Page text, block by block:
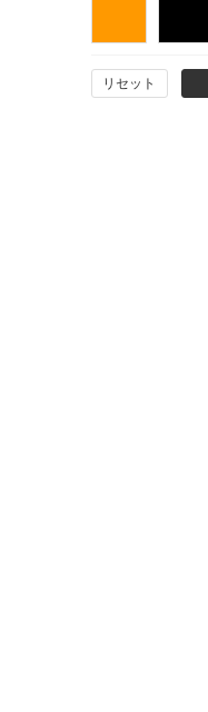
コート
リセット